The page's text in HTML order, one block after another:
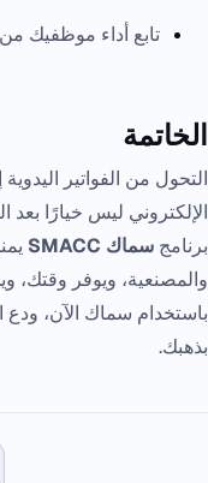
تابع أداء موظفيك من
الخاتمة
التحول من الفواتير اليدوية
الإلكتروني ليس خيارًا
برنامج سماك SMACC
والمصنعية، ويوفر وقتك،
باستخدام سماك الآن، ودع
بذهبك.